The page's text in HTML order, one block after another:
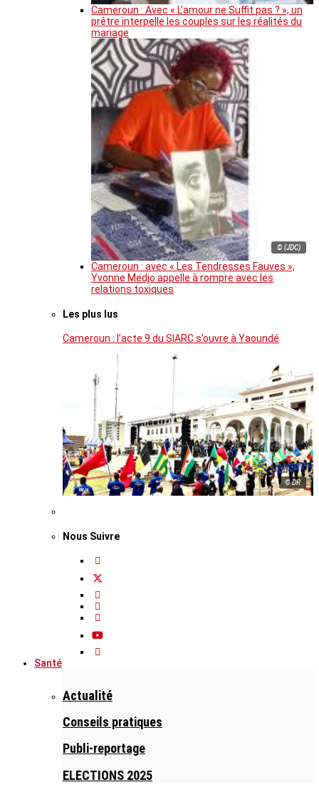
Cameroun : Avec « L’amour ne Suffit pas ? », un
prêtre interpelle les couples sur les réalités du
mariage
© (JDC)
Cameroun : avec « Les Tendresses Fauves »,
Yvonne Medjo appelle à rompre avec les
relations toxiques
Les plus lus
Cameroun : l’acte 9 du SIARC s’ouvre à Yaoundé
© DR
Nous Suivre
Santé
Actualité
Conseils pratiques
Publi-reportage
ELECTIONS 2025